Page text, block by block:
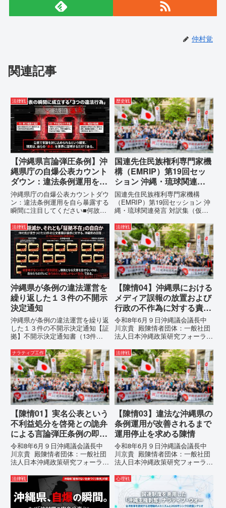
仲村覚
関連記事
法律戦
【沖縄県言論弾圧条例】沖
縄県庁の自爆公表カウント
ダウン：違法条例運用を自
ら暴露する瞬間に注目して
ください
沖縄県庁の自爆公表カウントダウ
ン：違法条例運用を自ら暴露する
瞬間に注目してください■何故、
テルを貼りたい本当の理由「なぜ
沖縄県庁は、法を無視してまで私
を封じ込めようとするのか。」そ
の理由は明確です。県政が統治
の...
歴史戦
国連先住民族権利専門家機
構（EMRIP）第19回セッ
ション 沖縄・琉球関連発
言 対訳集（仮訳）
国連先住民族権利専門家機構
（EMRIP）第19回セッション 沖
縄・琉球関連発言 対訳集（仮
（EMRIP）の各会合において行
われた、沖縄・琉球の先住民族指
定、PFAS（有機フッ素化合物）
問題、米軍基地、伝統文化（...
法律戦
沖縄県が条例の違法運営を
繰り返した１３件の不開示
決定通知
沖縄県が条例の違法運営を繰り返
した１３件の不開示決定通知【証
拠】不開示決定通知書（13件）
が請求した「差別認定の根拠」に
対し、県は全て非開示・存否応答
拒否を突きつけました。これは、
彼らが行政手続きの正当性を失
っ...
法律戦
【陳情04】沖縄県における
メディア誤報の放置および
行政の不作為に対する責任
追及と再発防止策を求める
陳情
令和8年6月９日沖縄議会議長中
川京貴 殿陳情者団体：一般社団
法人日本沖縄政策研究フォーラム
所：沖縄県那覇市電 話：080-
【陳情03】沖縄県におけるメデ
ィア誤報の放置および行政の不作
為に対する責任追及と再発防...
ナラティブ工作
【陳情01】実名公表という
不利益処分を啓発との詭弁
による言論弾圧条例の即時
運用停止を求める陳情
令和8年6月９日沖縄議会議長中
川京貴 殿陳情者団体：一般社団
法人日本沖縄政策研究フォーラム
所：沖縄県那覇市電 話：
080- 実名公表という不利益処分
を啓発との詭弁による言論弾圧条
例の即時運用停止を求める陳情
法律戦
【陳情03】違法な沖縄県の
条例運用が改善されるまで
運用停止を求める陳情
令和8年6月９日沖縄議会議長中
川京貴 殿陳情者団体：一般社団
法人日本沖縄政策研究フォーラム
所：沖縄県那覇市電 話：080-違
法な沖縄県の条例運用が改善され
るまで運用停止を求める陳情陳情
の趣旨沖縄県は、「沖縄県...
法律戦 心理戦